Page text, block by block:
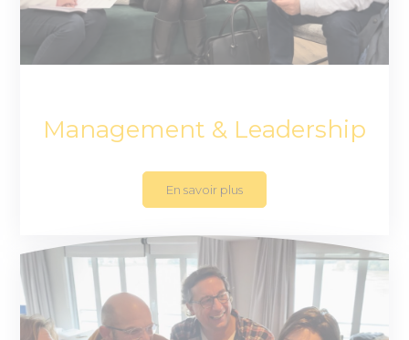
Management & Leadership
En savoir plus